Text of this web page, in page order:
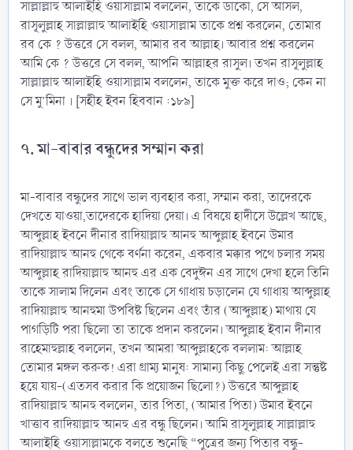
সাল্লাল্লাহু আলাইহি ওয়াসাল্লাম বললেন, তাকে ডাকো, সে আসল,
রাসূলুল্লাহ সাল্লাল্লাহু আলাইহি ওয়াসাল্লাম তাকে প্রশ্ন করলেন, তোমার
রব কে ? উত্তরে সে বলল, আমার রব আল্লাহ। আবার প্রশ্ন করলেন
আমি কে ? উত্তরে সে বলল, আপনি আল্লাহর রাসুল। তখন রাসূলুল্লাহ
সাল্লাল্লাহু আলাইহি ওয়াসাল্লাম বললেন, তাকে মুক্ত করে দাও; কেন না
সে মু’মিনা । [সহীহ ইবন হিববান :১৮৯]
৭. মা-বাবার বন্ধুদের সম্মান করা
মা-বাবার বন্ধুদের সাথে ভাল ব্যবহার করা, সম্মান করা, তাদেরকে
দেখতে যাওয়া,তাদেরকে হাদিয়া দেয়া। এ বিষয়ে হাদীসে উল্লেখ আছে,
আব্দুল্লাহ ইবনে দীনার রাদিয়াল্লাহু আনহু আব্দুল্লাহ ইবনে উমার
রাদিয়াল্লাহু আনহু থেকে বর্ণনা করেন, একবার মক্কার পথে চলার সময়
আব্দুল্লাহ রাদিয়াল্লাহু আনহু এর এক বেদুঈন এর সাথে দেখা হলে তিনি
তাকে সালাম দিলেন এবং তাকে সে গাধায় চড়ালেন যে গাধায় আব্দুল্লাহ
রাদিয়াল্লাহু আনহুমা উপবিষ্ট ছিলেন এবং তাঁর (আব্দুল্লাহ) মাথায় যে
পাগড়িটি পরা ছিলো তা তাকে প্রদান করলেন। আব্দুল্লাহ ইবান দীনার
রাহেমাহুল্লাহ বললেন, তখন আমরা আব্দুল্লাহকে বললাম: আল্লাহ
তোমার মঙ্গল করুক! এরা গ্রাম্য মানুষ: সামান্য কিছু পেলেই এরা সন্তুষ্ট
হয়ে যায়-(এতসব করার কি প্রয়োজন ছিলো?) উত্তরে আব্দুল্লাহ
রাদিয়াল্লাহু আনহু বললেন, তার পিতা, (আমার পিতা) উমার ইবনে
খাত্তাব রাদিয়াল্লাহু আনহু এর বন্ধু ছিলেন। আমি রাসূলুল্লাহ সাল্লাল্লাহু
আলাইহি ওয়াসাল্লামকে বলতে শুনেছি “পুত্রের জন্য পিতার বন্ধু-